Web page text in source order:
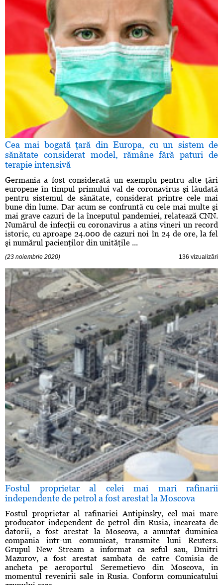
Cea mai bogată ţară din Europa, cu un sistem de
sănătate considerat model, rămâne fără paturi de
terapie intensivă
Germania a fost considerată un exemplu pentru alte ţări
europene în timpul primului val de coronavirus şi lăudată
pentru sistemul de sănătate, considerat printre cele mai
bune din lume. Dar acum se confruntă cu cele mai multe şi
mai grave cazuri de la începutul pandemiei, relatează CNN.
Numărul de infecţii cu coronavirus a atins vineri un record
istoric, cu aproape 24.000 de cazuri noi în 24 de ore, la fel
şi numărul pacienţilor din unităţile ...
(23 noiembrie 2020) 136 vizualizări
Fostul proprietar al celei mai mari rafinarii
independente de petrol a fost arestat la Moscova
Fostul proprietar al rafinariei Antipinsky, cel mai mare
producator independent de petrol din Rusia, incarcata de
datorii, a fost arestat la Moscova, a anuntat duminica
compania intr-un comunicat, transmite luni Reuters.
Grupul New Stream a informat ca seful sau, Dmitri
Mazurov, a fost arestat sambata de catre Comisia de
ancheta pe aeroportul Seremetievo din Moscova, in
momentul revenirii sale in Rusia. Conform comunicatului